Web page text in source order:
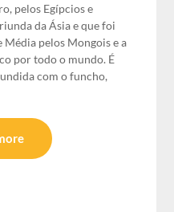
pelos Egípcios e
da Ásia e que foi
Média pelos Mongois e a
por todo o mundo. É
com o funcho,